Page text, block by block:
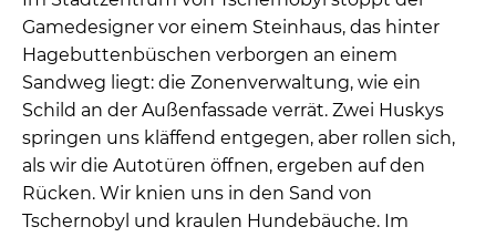
Gamedesigner vor einem Steinhaus, das hinter
Hagebuttenbüschen verborgen an einem
Sandweg liegt: die Zonenverwaltung, wie ein
Schild an der Außenfassade verrät. Zwei Huskys
springen uns kläffend entgegen, aber rollen sich,
als wir die Autotüren öffnen, ergeben auf den
Rücken. Wir knien uns in den Sand von
Tschernobyl und kraulen Hundebäuche. Im